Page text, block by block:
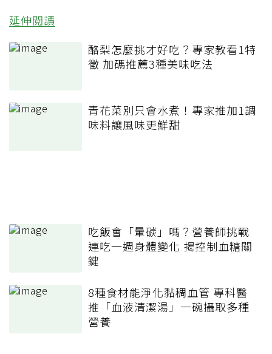
延伸閱讀
酪梨怎麼挑才好吃？專家教看1特
徵 加碼推薦3種美味吃法
青花菜別只會水煮！專家推加1調
味料讓風味更鮮甜
吃飯會「暈碳」嗎？營養師挑戰
連吃一週身體變化 揭控制血糖關
鍵
8種食材能淨化黏稠血管 專科醫
推「血液清潔湯」一碗攝取多種
營養